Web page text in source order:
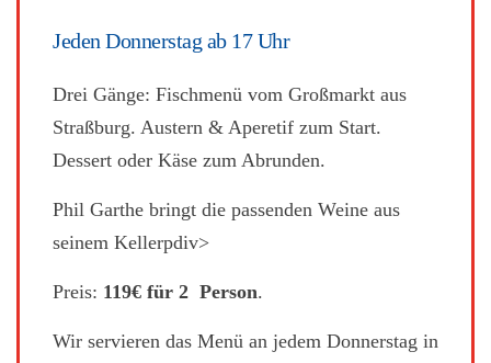
Jeden Donnerstag ab 17 Uhr
Drei Gänge: Fischmenü vom Großmarkt aus
Straßburg. Austern & Aperetif zum Start.
Dessert oder Käse zum Abrunden.
Phil Garthe bringt die passenden Weine aus
seinem Kellerpdiv>
Preis: 119€ für 2 Person.
Wir servieren das Menü an jedem Donnerstag in